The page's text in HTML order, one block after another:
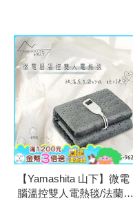
【Yamashita 山下】微電
腦溫控雙人電熱毯/法蘭絨